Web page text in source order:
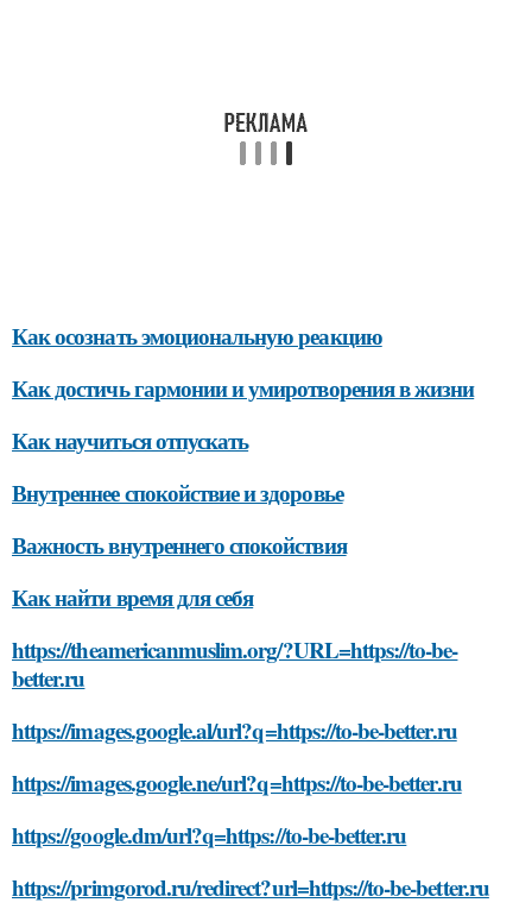
Как осознать эмоциональную реакцию
Как достичь гармонии и умиротворения в жизни
Как научиться отпускать
Внутреннее спокойствие и здоровье
Важность внутреннего спокойствия
Как найти время для себя
https://theamericanmuslim.org/?URL=https://to-be-
better.ru
https://images.google.al/url?q=https://to-be-better.ru
https://images.google.ne/url?q=https://to-be-better.ru
https://google.dm/url?q=https://to-be-better.ru
https://primgorod.ru/redirect?url=https://to-be-better.ru